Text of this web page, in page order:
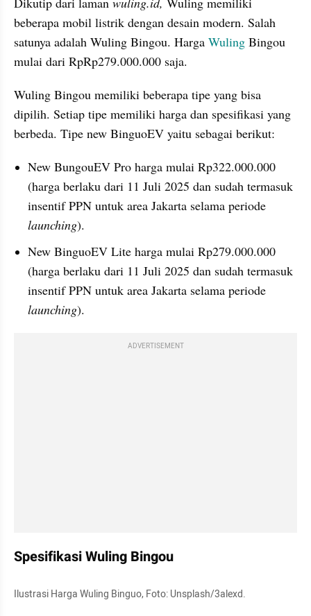
beberapa mobil listrik dengan desain modern. Salah
satunya adalah Wuling Bingou. Harga Wuling Bingou
mulai dari RpRp279.000.000 saja.
Wuling Bingou memiliki beberapa tipe yang bisa
dipilih. Setiap tipe memiliki harga dan spesifikasi yang
berbeda. Tipe new BinguoEV yaitu sebagai berikut:
New BungouEV Pro harga mulai Rp322.000.000
(harga berlaku dari 11 Juli 2025 dan sudah termasuk
insentif PPN untuk area Jakarta selama periode
launching).
New BinguoEV Lite harga mulai Rp279.000.000
(harga berlaku dari 11 Juli 2025 dan sudah termasuk
launching).
ADVERTISEMENT
Spesifikasi Wuling Bingou
Ilustrasi Harga Wuling Binguo, Foto: Unsplash/3alexd.